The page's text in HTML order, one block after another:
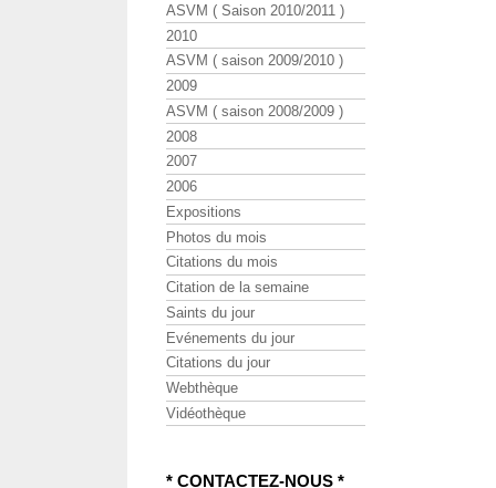
ASVM ( Saison 2010/2011 )
2010
ASVM ( saison 2009/2010 )
2009
ASVM ( saison 2008/2009 )
2008
2007
2006
Expositions
Photos du mois
Citations du mois
Citation de la semaine
Saints du jour
Evénements du jour
Citations du jour
Webthèque
Vidéothèque
* CONTACTEZ-NOUS *